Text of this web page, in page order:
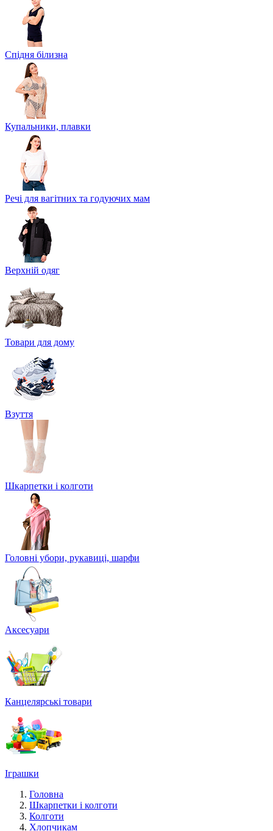
Спідня білизна
Купальники, плавки
Речі для вагітних та годуючих мам
Верхній одяг
Товари для дому
Взуття
Шкарпетки і колготи
Головні убори, рукавиці, шарфи
Аксесуари
Канцелярські товари
Іграшки
Головна
Шкарпетки і колготи
Колготи
Хлопчикам